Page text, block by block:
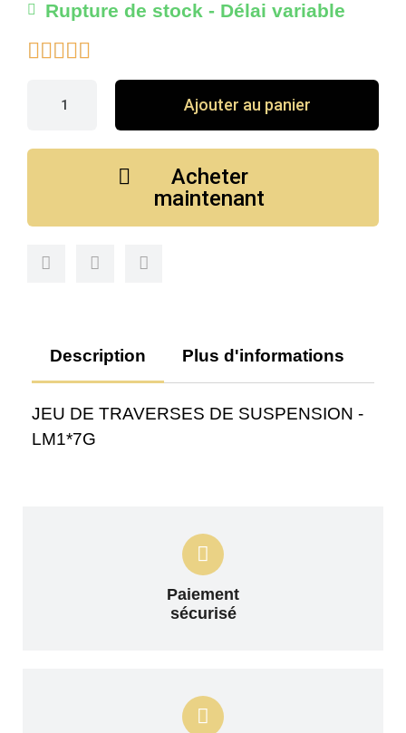
Rupture de stock - Délai variable

Ajouter au panier
Acheter
maintenant
Description Plus d'informations
JEU DE TRAVERSES DE SUSPENSION -
LM1*7G
Paiement
sécurisé